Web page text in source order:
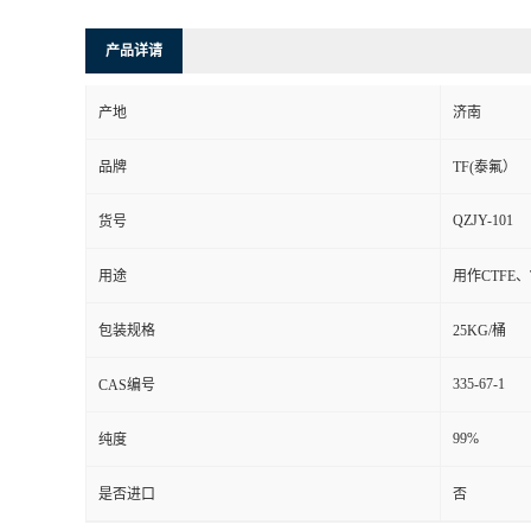
产品详请
产地 济南
品牌 TF(泰氟）
货号 QZJY-101
用途 用作CTFE
包装规格 25KG/桶
CAS编号 335-67-1
纯度 99%
是否进口 否